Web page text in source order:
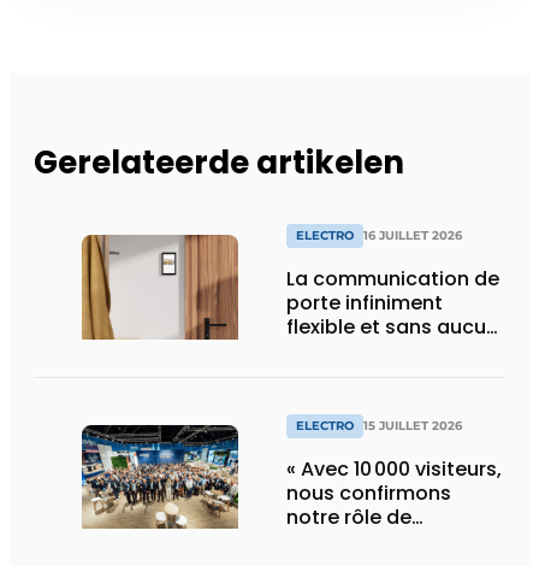
Gerelateerde artikelen
ELECTRO 16 JUILLET 2026
La communication de
porte infiniment
flexible et sans aucun
ELECTRO 15 JUILLET 2026
« Avec 10 000 visiteurs,
nous confirmons
notre rôle de